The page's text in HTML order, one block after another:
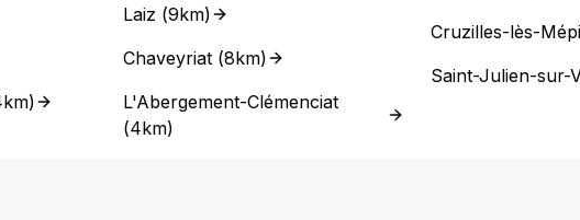
)
Laiz (9km)
Chaveyriat (8km)
L'Abergement-Clémenciat
(4km)
Cruzilles-lès-
Saint-Julien-sur-